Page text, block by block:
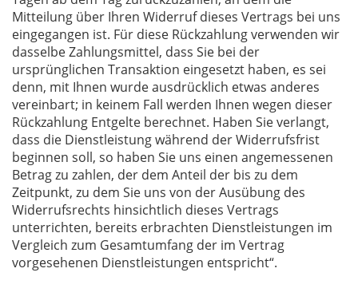
Mitteilung über Ihren Widerruf dieses Vertrags bei uns
eingegangen ist. Für diese Rückzahlung verwenden wir
dasselbe Zahlungsmittel, dass Sie bei der
ursprünglichen Transaktion eingesetzt haben, es sei
denn, mit Ihnen wurde ausdrücklich etwas anderes
vereinbart; in keinem Fall werden Ihnen wegen dieser
Rückzahlung Entgelte berechnet. Haben Sie verlangt,
dass die Dienstleistung während der Widerrufsfrist
beginnen soll, so haben Sie uns einen angemessenen
Betrag zu zahlen, der dem Anteil der bis zu dem
Zeitpunkt, zu dem Sie uns von der Ausübung des
Widerrufsrechts hinsichtlich dieses Vertrags
unterrichten, bereits erbrachten Dienstleistungen im
Vergleich zum Gesamtumfang der im Vertrag
vorgesehenen Dienstleistungen entspricht“.